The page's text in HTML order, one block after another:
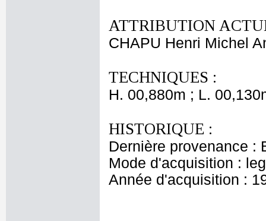
ATTRIBUTION
CHAPU Henri Michel
TECHNIQUES :
H. 00,880m ; L.
HISTORIQUE :
Dernière provenance :
Mode d'acquisition :
Année d'acquisition :